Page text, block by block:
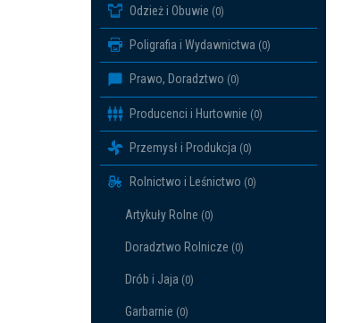
Odzież i Obuwie (0)
Poligrafia i Wydawnictwa (0)
Prawo, Doradztwo (0)
Producenci i Hurtownie (0)
Przemysł i Produkcja (0)
Rolnictwo i Leśnictwo (0)
Artykuły Rolne (0)
Doradztwo Rolnicze (0)
Drób i Jaja (0)
Garbarnie (0)